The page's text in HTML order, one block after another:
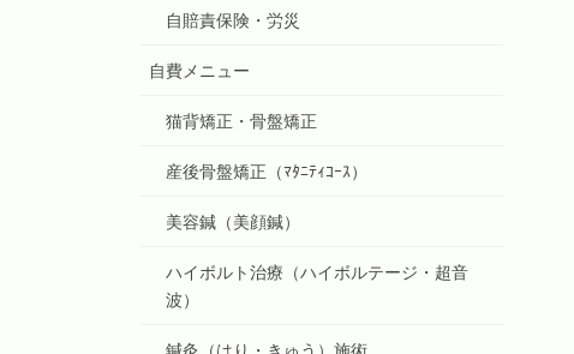
自賠責保険・労災
自費メニュー
猫背矯正・骨盤矯正
産後骨盤矯正（ﾏﾀﾆﾃｨｺｰｽ）
美容鍼（美顔鍼）
ハイボルト治療（ハイボルテージ・超音
波）
鍼灸（はり・きゅう）施術